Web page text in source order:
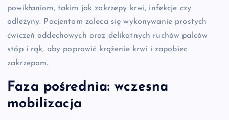
powikłaniom, takim jak zakrzepy krwi, infekcje czy
odleżyny. Pacjentom zaleca się wykonywanie prostych
ćwiczeń oddechowych oraz delikatnych ruchów palców
stóp i rąk, aby poprawić krążenie krwi i zapobiec
zakrzepom.
Faza pośrednia: wczesna
mobilizacja